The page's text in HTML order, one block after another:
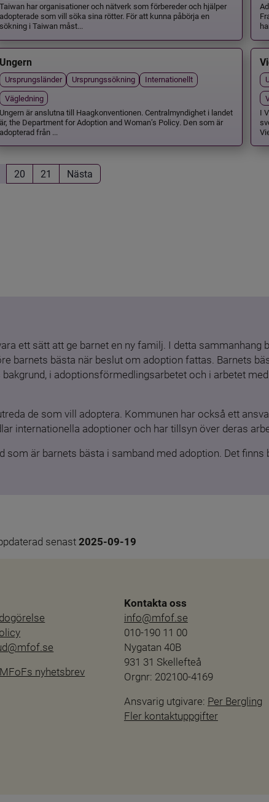
Taiwan har organisationer och nätverk som förbereder och hjälper
adopterade som vill söka sina rötter. För att kunna påbörja en
sökning i Taiwan måst...
Ungern
Ursprungsländer Ursprungssökning
Internationellt
Vägledning
Ungern är anslutna till Haagkonventionen. Centralmyndighet i landet
är, the Department for Adoption and Woman’s Policy. Den som är
adopterad från ...
I
20 21 Nästa
ett sätt att ge barnet en ny familj. I detta sammanhang
barnets bästa när beslut om adoption fattas. Barnets
i adoptionsförmedlingsarbetet och i arbetet
de som vill adoptera. Kommunen har också ett
internationella adoptioner och har tillsyn över deras
är barnets bästa i samband med adoption. Det
senast 2025-09-19
nyhetsbrev
Kontakta oss
info@mfof.se
010-190 11 00
Nygatan 40B
931 31 Skellefteå
Orgnr: 202100-4169
Ansvarig utgivare: Per Bergling
Fler kontaktuppgifter